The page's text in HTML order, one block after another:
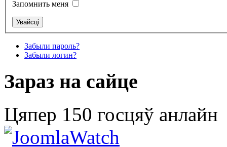
Запомнить меня
Забыли пароль?
Забыли логин?
Зараз на сайце
Цяпер 150 госцяў анлайн